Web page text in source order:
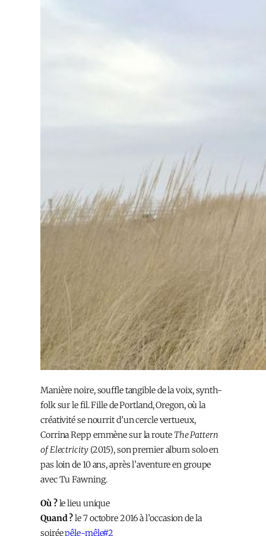
Manière noire, souffle tangible de la voix, synth-
folk sur le fil. Fille de Portland, Oregon, où la
créativité se nourrit d’un cercle vertueux,
Corrina Repp emmène sur la route The Pattern
of Electricity(2015), son premier album solo en
pas loin de 10 ans, après l’aventure en groupe
avec Tu Fawning.
Où ?le lieu unique
Quand ?le 7 octobre 2016 à l’occasion de la
soiréepêle-mêle#2